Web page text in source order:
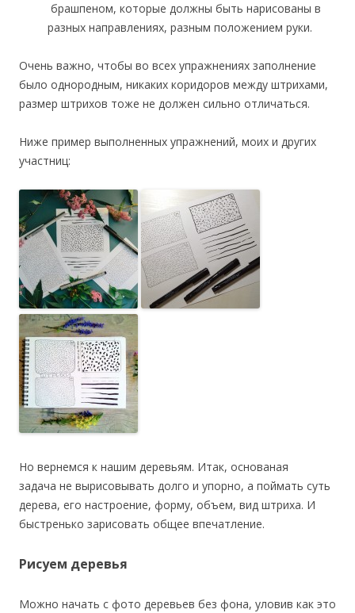
брашпеном, которые должны быть нарисованы в
разных направлениях, разным положением руки.
Очень важно, чтобы во всех упражнениях заполнение
было однородным, никаких коридоров между штрихами,
размер штрихов тоже не должен сильно отличаться.
Ниже пример выполненных упражнений, моих и других
участниц:
Но вернемся к нашим деревьям. Итак, основаная
задача не вырисовывать долго и упорно, а поймать суть
дерева, его настроение, форму, объем, вид штриха. И
быстренько зарисовать общее впечатление.
Рисуем деревья
Можно начать с фото деревьев без фона, уловив как это